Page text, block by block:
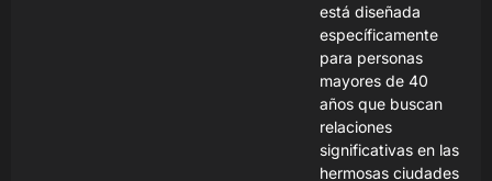
está diseñada
específicamente
para personas
mayores de 40
años que buscan
relaciones
significativas en las
hermosas ciudades